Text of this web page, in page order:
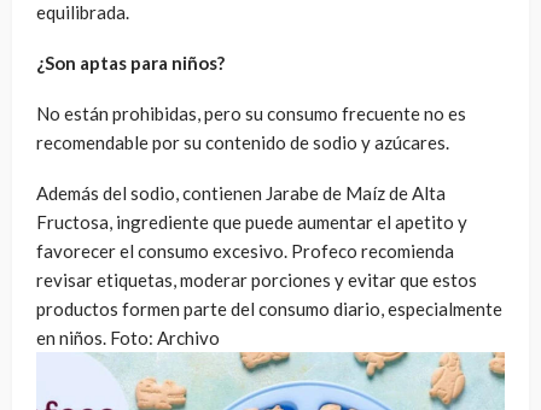
equilibrada.
¿Son aptas para niños?
No están prohibidas, pero su consumo frecuente no es
recomendable por su contenido de sodio y azúcares.
Además del sodio, contienen Jarabe de Maíz de Alta
Fructosa, ingrediente que puede aumentar el apetito y
favorecer el consumo excesivo. Profeco recomienda
revisar etiquetas, moderar porciones y evitar que estos
productos formen parte del consumo diario, especialmente
en niños. Foto: Archivo